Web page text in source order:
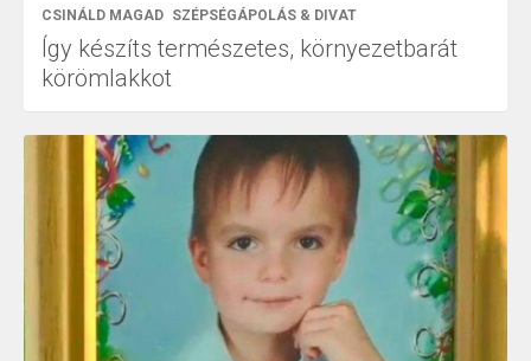
CSINÁLD MAGAD SZÉPSÉGÁPOLÁS & DIVAT
Így készíts természetes, környezetbarát
körömlakkot